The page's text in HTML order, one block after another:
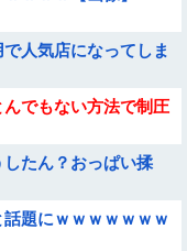
人気店になってしま
んでもない方法で制圧
したん？おっぱい揉
題にｗｗｗｗｗｗｗ